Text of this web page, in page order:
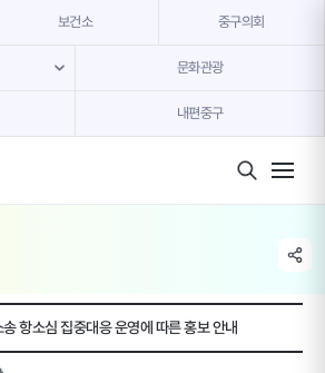
보건소 중구의회
문화관광
내편중구
share
항소심 집중대응 운영에 따른 홍보 안내